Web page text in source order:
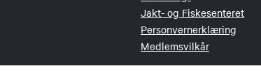
Jakt- og Fiskesenteret
Personvernerklæring
Medlemsvilkår